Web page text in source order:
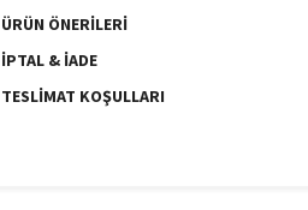
ÜRÜN ÖNERILERI
İPTAL & İADE
TESLIMAT KOŞULLARI